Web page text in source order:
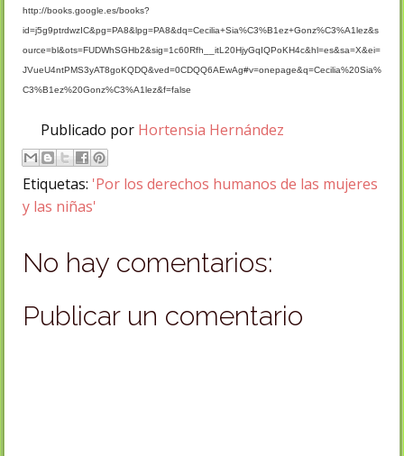
http://books.google.es/books?
id=j5g9ptrdwzIC&pg=PA8&lpg=PA8&dq=Cecilia+Sia%C3%B1ez+Gonz%C3%A1lez&s
ource=bl&ots=FUDWhSGHb2&sig=1c60Rfh__itL20HjyGqIQPoKH4c&hl=es&sa=X&ei=
JVueU4ntPMS3yAT8goKQDQ&ved=0CDQQ6AEwAg#v=onepage&q=Cecilia%20Sia%
C3%B1ez%20Gonz%C3%A1lez&f=false
Publicado por Hortensia Hernández
Etiquetas: 'Por los derechos humanos de las mujeres
y las niñas'
No hay comentarios:
Publicar un comentario